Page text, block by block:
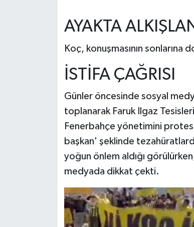
AYAKTA
Koç, konuşmasının sonlarına
İSTİFA ÇAĞRISI
Günler öncesinde sosyal
toplanarak Faruk Ilgaz
Fenerbahçe yönetimini
başkan' şeklinde
yoğun önlem aldığı
medyada dikkat çekti.